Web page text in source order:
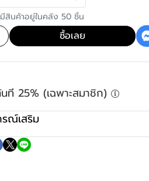
มีสินค้าอยู่ในคลัง 50 ชิ้น
ซื้อเลย
25% (เฉพาะสมาชิก)
ณ์เสริม